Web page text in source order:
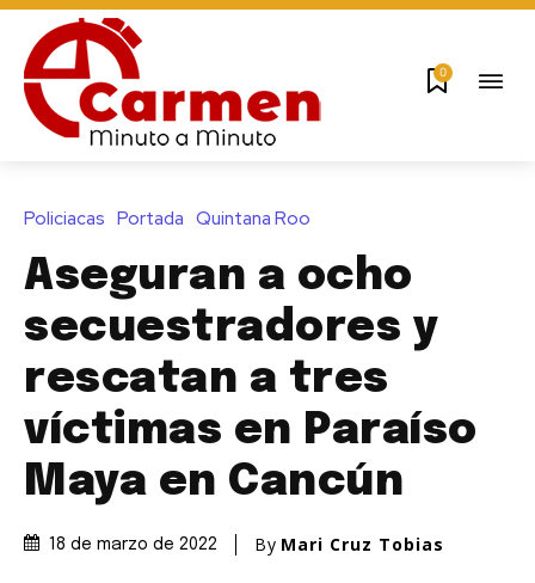
0
Policiacas Portada Quintana Roo
Aseguran a ocho
secuestradores y
rescatan a tres
víctimas en Paraíso
Maya en Cancún
18 de marzo de 2022 By Mari Cruz Tobias